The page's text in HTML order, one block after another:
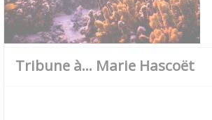
Tribune à... Marie Hascoët